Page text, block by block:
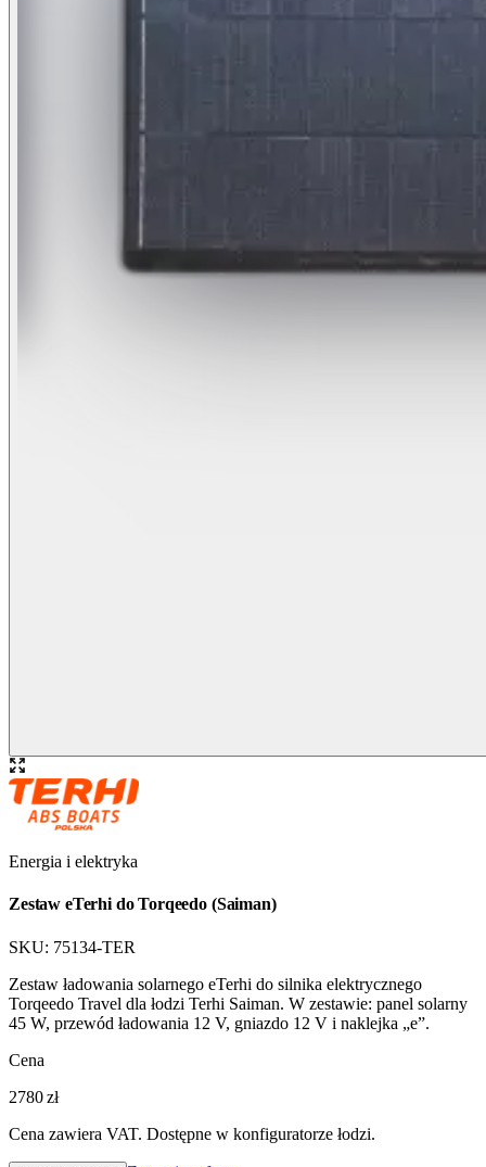
Energia i elektryka
Zestaw eTerhi do Torqeedo (Saiman)
SKU: 75134-TER
Zestaw ładowania solarnego eTerhi do silnika elektrycznego
Torqeedo Travel dla łodzi Terhi Saiman. W zestawie: panel solarny
45 W, przewód ładowania 12 V, gniazdo 12 V i naklejka „e”.
Cena
2780 zł
Cena zawiera VAT. Dostępne w konfiguratorze łodzi.